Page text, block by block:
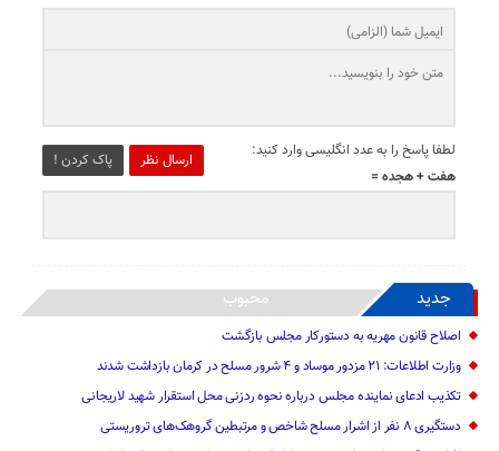
ارسال نظر پاک کردن !
لطفا پاسخ را به عدد انگلیسی وارد کنید:
هفت + هجده =
جدید محبوب
اصلاح قانون مهریه به دستورکار مجلس بازگشت
وزارت اطلاعات: ۲۱ مزدور موساد و ۴ شرور مسلح در کرمان بازداشت شدند
تکذیب ادعای نماینده مجلس درباره نحوه ردزنی محل استقرار شهید لاریجانی
دستگیری ۸ نفر از اشرار مسلح شاخص و مرتبطین گروهک‌های تروریستی